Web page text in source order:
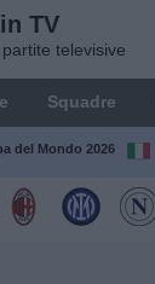
TV
televisive
Squadre
del Mondo 2026